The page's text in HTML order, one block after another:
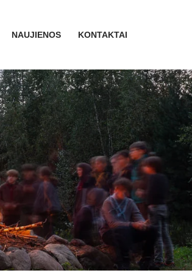
NAUJIENOS KONTAKTAI